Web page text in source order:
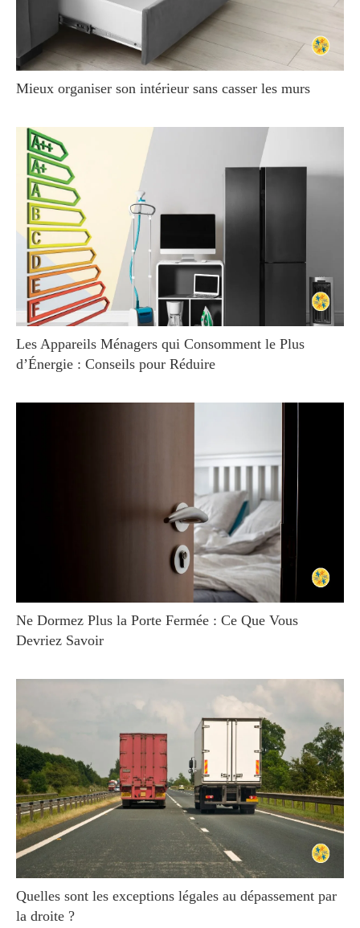
Mieux organiser son intérieur sans casser les murs
Les Appareils Ménagers qui Consomment le Plus
d’Énergie : Conseils pour Réduire
Ne Dormez Plus la Porte Fermée : Ce Que Vous
Devriez Savoir
Quelles sont les exceptions légales au dépassement par
la droite ?